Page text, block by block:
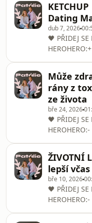
se rozhodli
https://
CAN snack
https://
(a
PATALIE)🎙
poradnu vzít
slepci vodí
všic
Dating
dub 7, 2026
🖤 PŘIDEJ
na náš
https://
WEBOVKY!!
o eventech,
čekajíhttps://
CAN snack
https://
Může
rány z
ze života
bře 24, 2026
🖤 PŘIDEJ
HEROHERO:- ⁠⁠
VSTUPENKY
https://
patalii/
najdeš tam
které nás
čekajíhttps://
CAN snack
ŽIVOTNÍ
lepší
bře 10, 2026
🖤 PŘIDEJ
HEROHERO:- ⁠⁠